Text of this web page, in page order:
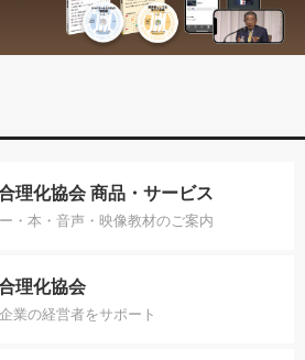
理化協会 商品・サービス
・本・音声・映像教材のご案内
理化協会
業の経営者をサポート